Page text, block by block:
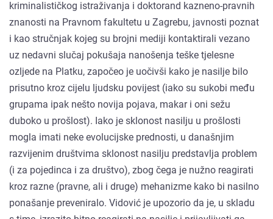
kriminalističkog istraživanja i doktorand kazneno-pravnih
znanosti na Pravnom fakultetu u Zagrebu, javnosti poznat
i kao stručnjak kojeg su brojni mediji kontaktirali vezano
uz nedavni slučaj pokušaja nanošenja teške tjelesne
ozljede na Platku, započeo je uočivši kako je nasilje bilo
prisutno kroz cijelu ljudsku povijest (iako su sukobi među
grupama ipak nešto novija pojava, makar i oni sežu
duboko u prošlost). Iako je sklonost nasilju u prošlosti
mogla imati neke evolucijske prednosti, u današnjim
razvijenim društvima sklonost nasilju predstavlja problem
(i za pojedinca i za društvo), zbog čega je nužno reagirati
kroz razne (pravne, ali i druge) mehanizme kako bi nasilno
ponašanje preveniralo. Vidović je upozorio da je, u skladu